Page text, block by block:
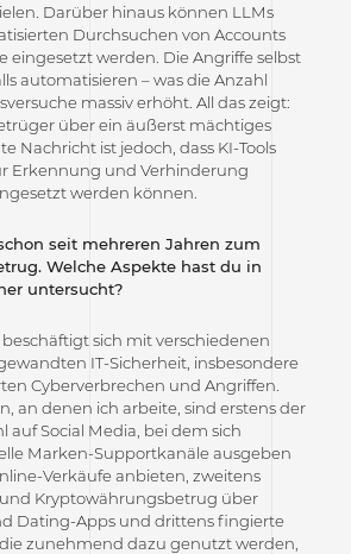
Darüber hinaus können LLMs
Durchsuchen von Accounts
eingesetzt werden. Die Angriffe selbst
automatisieren – was die Anzahl
massiv erhöht. All das zeigt:
über ein äußerst mächtiges
Nachricht ist jedoch, dass KI-Tools
Erkennung und Verhinderung
werden können.
seit mehreren Jahren zum
Welche Aspekte hast du in
untersucht?
sich mit verschiedenen
IT-Sicherheit, insbesondere
Cyberverbrechen und Angriffen.
an denen ich arbeite, sind erstens der
auf Social Media, bei dem sich
Marken-Supportkanäle ausgeben
Verkäufe anbieten, zweitens
Kryptowährungsbetrug über
Dating-Apps und drittens fingierte
zunehmend dazu genutzt werden,